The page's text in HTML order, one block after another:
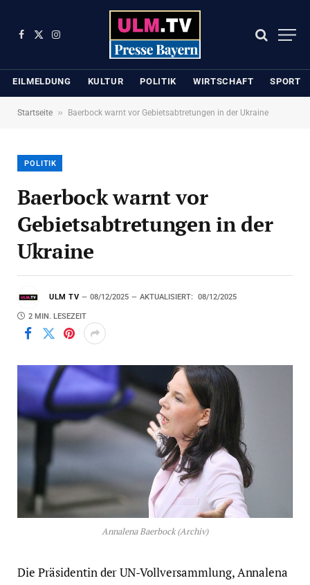
Facebook
X
Instagram
EILMELDUNG KULTUR POLITIK WIRTSCHAFT SPORT
Startseite » Baerbock warnt vor Gebietsabtretungen in der Ukraine
POLITIK
Baerbock warnt vor
Gebietsabtretungen in der
Ukraine
ULM TV 08/12/2025 AKTUALISIERT: 08/12/2025
2 MIN. LESEZEIT
Annalena Baerbock (Archiv)
Die Präsidentin der UN-Vollversammlung, Annalena